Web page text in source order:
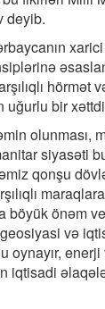
deyib.
hörmət
uğurlu bir
olunması,
siyasəti
qonşu
böyük önəm
və
oynayır,
iqtisadi